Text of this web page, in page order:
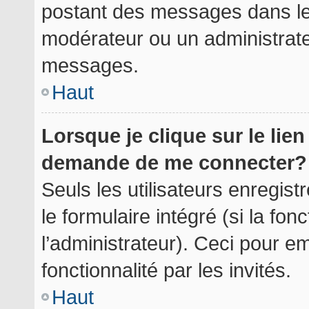
postant des messages dans
modérateur ou un
messages.
Haut
Lorsque je clique sur le
demande de me connecter?
Seuls les utilisateurs
le formulaire intégré (si la
l’administrateur). Ceci pour
fonctionnalité par les invités.
Haut